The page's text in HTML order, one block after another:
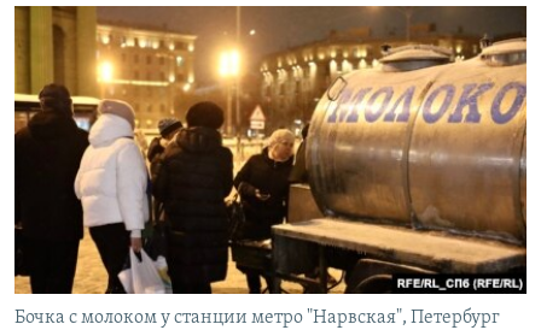
Бочка с молоком у станции метро "Нарвская", Петербург